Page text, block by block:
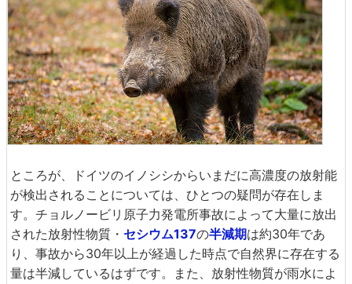
ところが、ドイツのイノシシからいまだに高濃度の放射能
が検出されることについては、ひとつの疑問が存在しま
す。チョルノービリ原子力発電所事故によって大量に放出
された放射性物質・ セシウム137の半減期は約30年であ
り、事故から30年以上が経過した時点で自然界に存在する
量は半減しているはずです。また、放射性物質が雨水によ